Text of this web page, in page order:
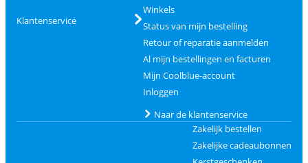
Klantenservice
Winkels
Status van mijn bestelling
Retour of reparatie aanmelden
Al mijn bestellingen en facturen
Mijn Coolblue-account
Inloggen
Naar de klantenservice
Zakelijk bestellen
Zakelijke cadeaubonnen